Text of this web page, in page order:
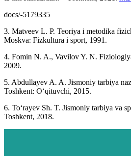
docs/-5179335
3. Matveev L. P. Teoriya i metodika
Moskva: Fizkultura i sport, 1991.
4. Fomin N. A., Vavilov Y. N.
2009.
5. Abdullayev A. A. Jismoniy tarbiya
Toshkent: O‘qituvchi, 2015.
6. To‘rayev Sh. T. Jismoniy tarbiya va
Toshkent, 2018.